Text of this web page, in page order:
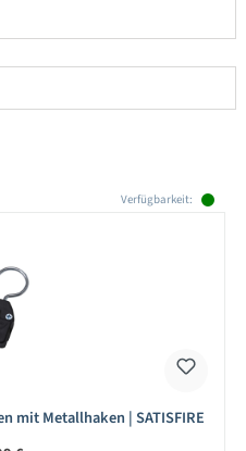
Verfügbarkeit:
mit Metallhaken | SATISFIRE